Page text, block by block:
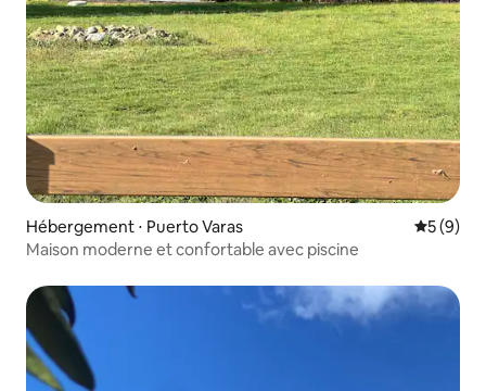
Hébergement ⋅ Puerto Varas
5 (9)
Maison moderne et confortable avec piscine